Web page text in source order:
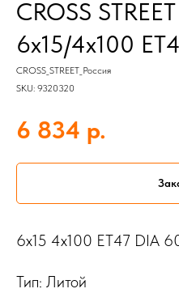
CROSS
6x15/4x100
CROSS_STREET_Россия
SKU: 9320320
6 834 р.
6x15 4x100 ET47 DIA
Тип: Литой